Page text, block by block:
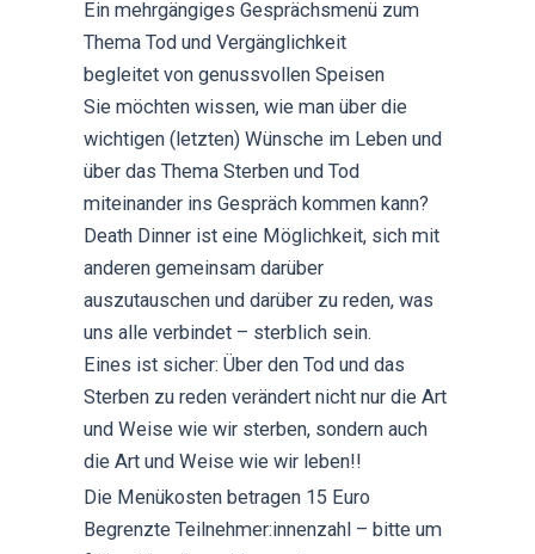
Ein mehrgängiges Gesprächsmenü zum
Thema Tod und Vergänglichkeit
begleitet von genussvollen Speisen
Sie möchten wissen, wie man über die
wichtigen (letzten) Wünsche im Leben und
über das Thema Sterben und Tod
miteinander ins Gespräch kommen kann?
Death Dinner ist eine Möglichkeit, sich mit
anderen gemeinsam darüber
auszutauschen und darüber zu reden, was
uns alle verbindet – sterblich sein.
Eines ist sicher: Über den Tod und das
Sterben zu reden verändert nicht nur die Art
und Weise wie wir sterben, sondern auch
die Art und Weise wie wir leben!!
Die Menükosten betragen 15 Euro
Begrenzte Teilnehmer:innenzahl – bitte um